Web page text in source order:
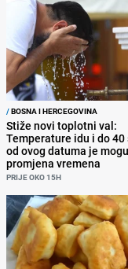
/BOSNA I HERCEGOVINA
Stiže novi toplotni val:
Temperature idu i do
od ovog datuma je
promjena vremena
PRIJE OKO 15H